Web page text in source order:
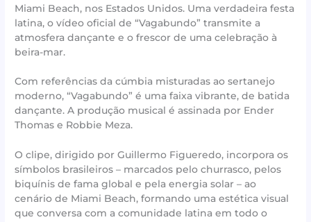
Miami Beach, nos Estados Unidos. Uma verdadeira festa
latina, o vídeo oficial de “Vagabundo” transmite a
atmosfera dançante e o frescor de uma celebração à
beira-mar.
Com referências da cúmbia misturadas ao sertanejo
moderno, “Vagabundo” é uma faixa vibrante, de batida
dançante. A produção musical é assinada por Ender
Thomas e Robbie Meza.
O clipe, dirigido por Guillermo Figueredo, incorpora os
símbolos brasileiros – marcados pelo churrasco, pelos
biquínis de fama global e pela energia solar – ao
cenário de Miami Beach, formando uma estética visual
que conversa com a comunidade latina em todo o